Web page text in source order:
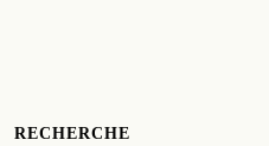
RECHERCHE